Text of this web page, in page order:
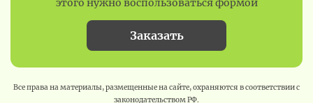
этого нужно воспользоваться формой
Заказать
Все права на материалы, размещенные на сайте, охраняются в соответствии с
законодательством РФ.